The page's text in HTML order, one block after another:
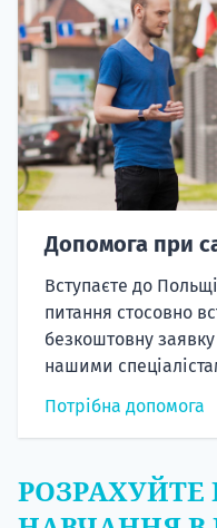
Допомога при
Вступаєте до
питання стосовно
безкоштовну
нашими
Потрібна допомога
РОЗРАХУЙТЕ